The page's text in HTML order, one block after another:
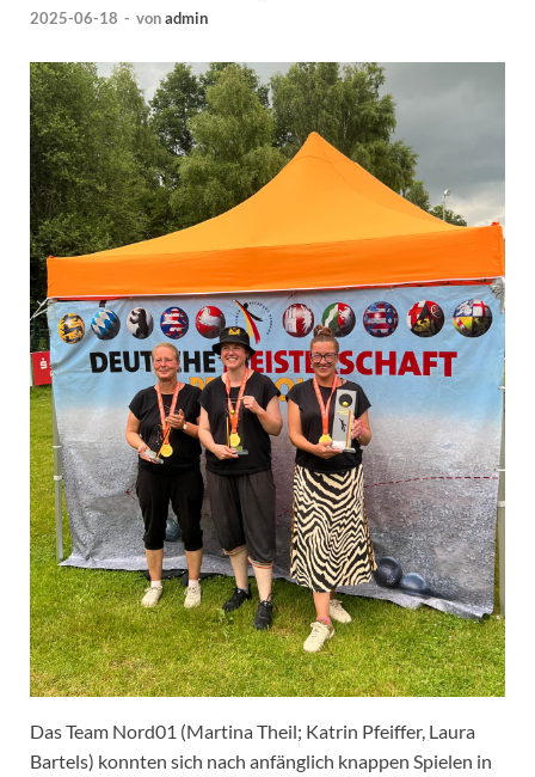
2025-06-18 - vonadmin
Das Team Nord01 (Martina Theil; Katrin Pfeiffer, Laura
Bartels) konnten sich nach anfänglich knappen Spielen in